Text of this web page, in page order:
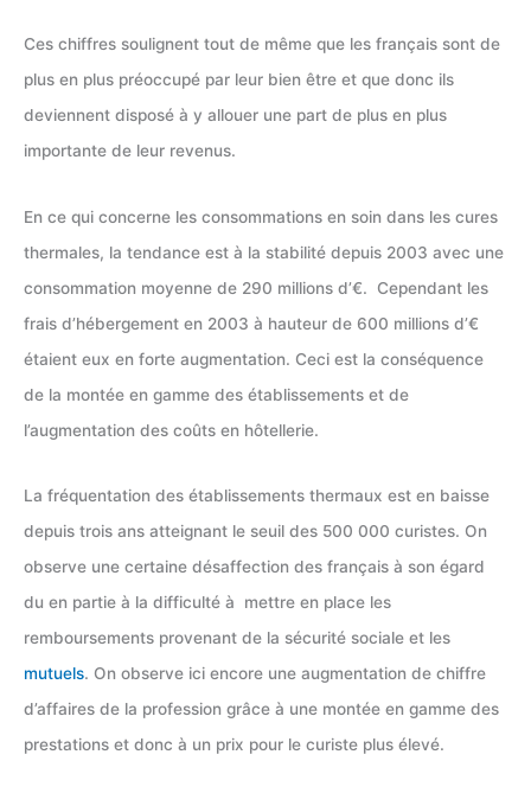
Ces chiffres soulignent tout de même que les français sont de
plus en plus préoccupé par leur bien être et que donc ils
deviennent disposé à y allouer une part de plus en plus
importante de leur revenus.
En ce qui concerne les consommations en soin dans les cures
thermales, la tendance est à la stabilité depuis 2003 avec une
consommation moyenne de 290 millions d’€. Cependant les
frais d’hébergement en 2003 à hauteur de 600 millions d’€
étaient eux en forte augmentation. Ceci est la conséquence
de la montée en gamme des établissements et de
l’augmentation des coûts en hôtellerie.
La fréquentation des établissements thermaux est en baisse
depuis trois ans atteignant le seuil des 500 000 curistes. On
observe une certaine désaffection des français à son égard
du en partie à la difficulté à mettre en place les
remboursements provenant de la sécurité sociale et les
mutuels. On observe ici encore une augmentation de chiffre
d’affaires de la profession grâce à une montée en gamme des
prestations et donc à un prix pour le curiste plus élevé.